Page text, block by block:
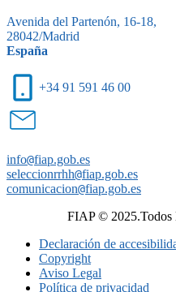
Avenida del Partenón, 16-18,
28042/Madrid
España
+34 91 591 46 00
info@fiap.gob.es
seleccionrrhh@fiap.gob.es
comunicacion@fiap.gob.es
FIAP © 2025.Todos
Declaración de
Copyright
Aviso Legal
Política de privacidad